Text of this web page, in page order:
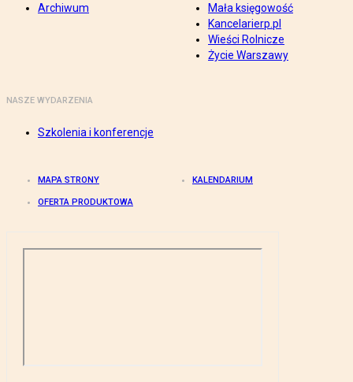
Archiwum
Mała księgowość
Kancelarierp.pl
Wieści Rolnicze
Życie Warszawy
NASZE WYDARZENIA
Szkolenia i konferencje
MAPA STRONY KALENDARIUM
OFERTA PRODUKTOWA